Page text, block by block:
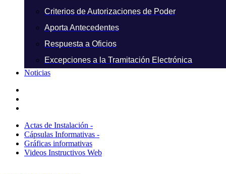
Criterios de Autorizaciones de Poder
Aporta Antecedentes
Respuesta a Oficios
Excepciones a la Tramitación Electrónica
Noticias
Actas de Instalación -
Cápsulas Informativas -
Gráficas informativas
Videos Instructivos Web